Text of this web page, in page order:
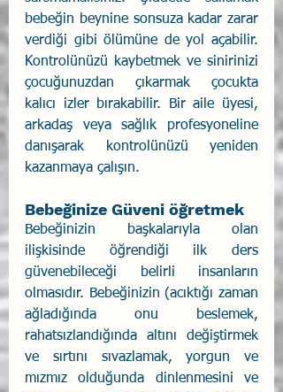
bebeğin beynine sonsuza kadar zarar
verdiği gibi ölümüne de yol açabilir.
Kontrolünüzü kaybetmek ve sinirinizi
çocuğunuzdan çıkarmak çocukta
kalıcı izler bırakabilir. Bir aile üyesi,
arkadaş veya sağlık profesyoneline
danışarak kontrolünüzü yeniden
kazanmaya çalışın.
Bebeğinize Güveni öğretmek
Bebeğinizin başkalarıyla olan
ilişkisinde öğrendiği ilk ders
güvenebileceği belirli insanların
olmasıdır. Bebeğinizin (acıktığı zaman
ağladığında onu beslemek,
rahatsızlandığında altını değiştirmek
ve sırtını sıvazlamak, yorgun ve
mızmız olduğunda dinlenmesini ve